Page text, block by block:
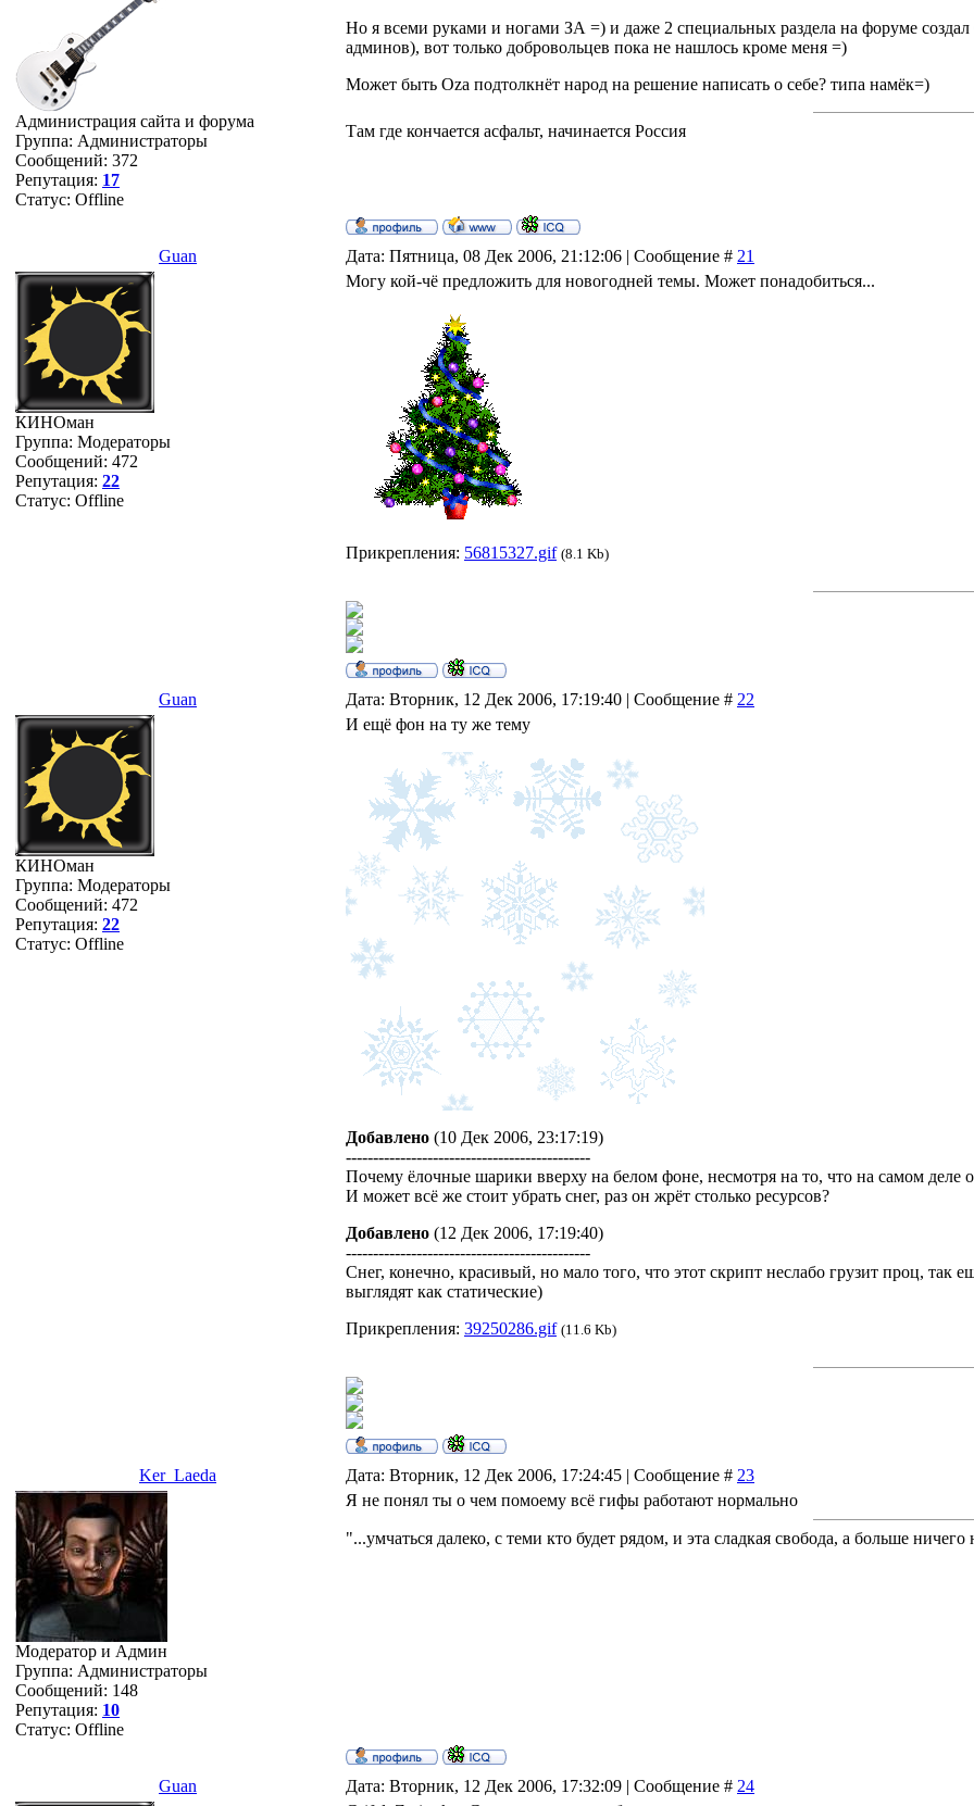
Администрация сайта и форума
Группа: Администраторы
Сообщений: 372
Репутация: 17
Статус: Offline
Но я всеми руками и ногами ЗА =) и даже 2 специальных раздела на форуме
админов), вот только добровольцев пока не нашлось кроме меня =)
Может быть Oza подтолкнёт народ на решение написать о себе? типа намёк=)
Там где кончается асфальт, начинается Россия
Guan Дата: Пятница, 08 Дек 2006, 21:12:06 | Сообщение # 21
КИНОман
Группа: Модераторы
Сообщений: 472
Репутация: 22
Статус: Offline
Могу кой-чё предложить для новогодней темы. Может понадобиться...
Прикрепления: 56815327.gif (8.1 Kb)
Guan Дата: Вторник, 12 Дек 2006, 17:19:40 | Сообщение # 22
КИНОман
Группа: Модераторы
Сообщений: 472
Репутация: 22
Статус: Offline
И ещё фон на ту же тему
Добавлено (10 Дек 2006, 23:17:19)
---------------------------------------------
Почему ёлочные шарики вверху на белом фоне, несмотря на то, что на самом
И может всё же стоит убрать снег, раз он жрёт столько ресурсов?
Добавлено (12 Дек 2006, 17:19:40)
---------------------------------------------
Снег, конечно, красивый, но мало того, что этот скрипт неслабо грузит проц,
выглядят как статические)
Прикрепления: 39250286.gif (11.6 Kb)
Ker_Laeda Дата: Вторник, 12 Дек 2006, 17:24:45 | Сообщение # 23
Модератор и Админ
Группа: Администраторы
Сообщений: 148
Репутация: 10
Статус: Offline
Я не понял ты о чем помоему всё гифы работают нормально
"...умчаться далеко, с теми кто будет рядом, и эта сладкая свобода, а больше ничего
Guan Дата: Вторник, 12 Дек 2006, 17:32:09 | Сообщение # 24